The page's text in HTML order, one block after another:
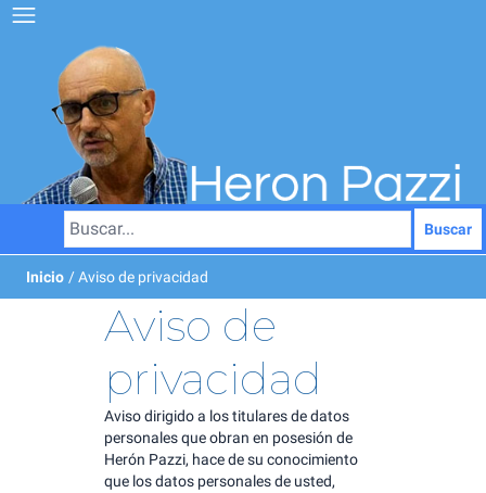
Buscar
Inicio / Aviso de privacidad
Aviso de
privacidad
Aviso dirigido a los titulares de datos
personales que obran en posesión de
Herón Pazzi, hace de su conocimiento
que los datos personales de usted,